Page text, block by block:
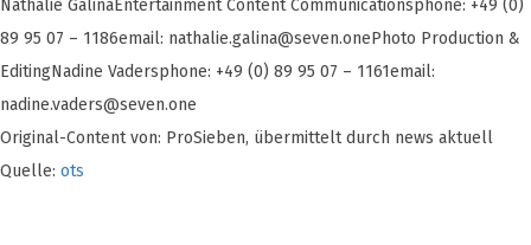
Nathalie GalinaEntertainment Content Communicationsphone: +49 (0)
89 95 07 – 1186email: nathalie.galina@seven.onePhoto Production &
EditingNadine Vadersphone: +49 (0) 89 95 07 – 1161email:
nadine.vaders@seven.one
Original-Content von: ProSieben, übermittelt durch news aktuell
Quelle: ots